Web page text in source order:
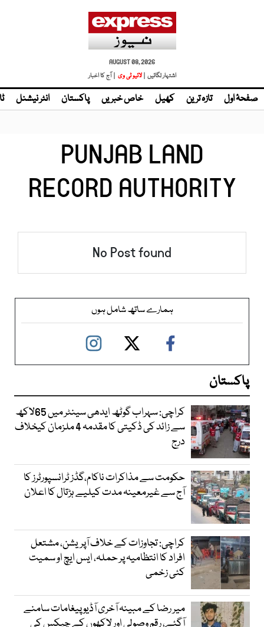
AUGUST 08, 2026
اشتہار لگائیں |
| آج کا اخبار
صفحۂ اول تازہ ترین کھیل خاص خبریں پاکستان انٹر نیشنل
PUNJAB LAND
RECORD AUTHORITY
No Post found
ہمارے ساتھ شامل ہوں
پاکستان
کراچی: سہراب گوٹھ ایدھی سینٹر میں 65لاکھ
سے زائد کی ڈکیتی کا مقدمہ 4 ملزمان کیخلاف
درج
حکومت سے مذاکرات ناکام،گڈز ٹرانسپورٹرز کا
آج سے غیرمعینہ مدت کیلیے ہڑتال کا اعلان
کراچی: تجاوزات کے خلاف آپریشن، مشتعل
افراد کا انتظامیہ پر حملہ، ایس ایچ او سمیت
کئی زخمی
میر رضا کے مبینہ آخری آڈیو پیغامات سامنے
آگئے، رقم وصولی اور لاکھوں کے چیکس کی